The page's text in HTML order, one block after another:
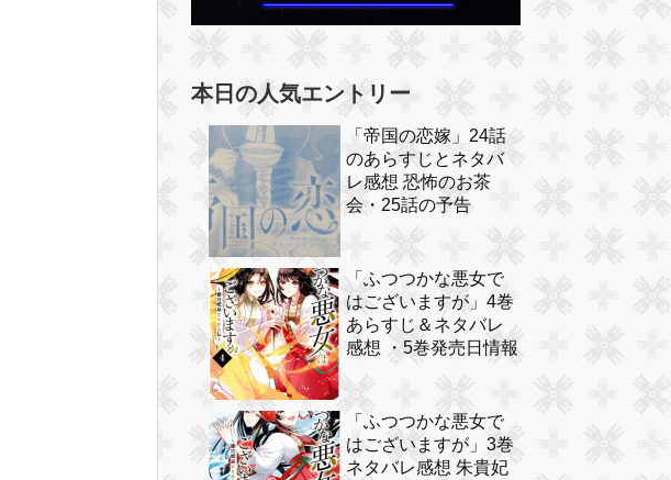
本日の人気エントリー
「帝国の恋嫁」24話
のあらすじとネタバ
レ感想 恐怖のお茶
会・25話の予告
「ふつつかな悪女で
はございますが」4巻
あらすじ＆ネタバレ
感想 ・5巻発売日情報
「ふつつかな悪女で
はございますが」3巻
ネタバレ感想 朱貴妃